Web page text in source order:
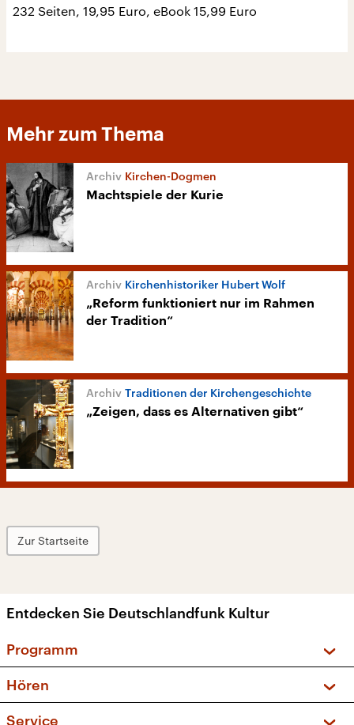
232 Seiten, 19,95 Euro, eBook 15,99 Euro
Mehr zum Thema
Kirchen-Dogmen
Machtspiele der Kurie
Kirchenhistoriker Hubert Wolf
„Reform funktioniert nur im Rahmen
der Tradition“
Traditionen der Kirchengeschichte
„Zeigen, dass es Alternativen gibt“
Zur Startseite
Entdecken Sie Deutschlandfunk Kultur
Programm
Sendungen und Podcasts
Hören
Service